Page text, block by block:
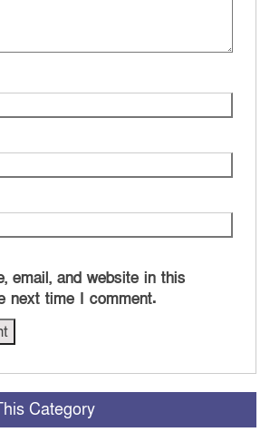
email, and website in this
next time I comment.
Category